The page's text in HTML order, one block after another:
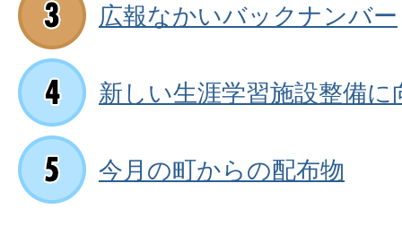
広報なかいバックナンバー
新しい生涯学習施設整備に
今月の町からの配布物